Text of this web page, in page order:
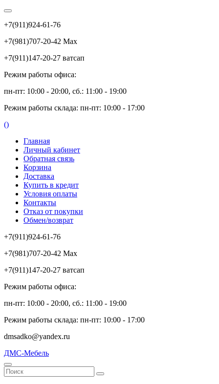
+7(911)924-61-76
+7(981)707-20-42 Max
+7(911)147-20-27 ватсап
Режим работы офиса:
пн-пт: 10:00 - 20:00, сб.: 11:00 - 19:00
Режим работы склада: пн-пт: 10:00 - 17:00
()
Главная
Личный кабинет
Обратная связь
Корзина
Доставка
Купить в кредит
Условия оплаты
Контакты
Отказ от покупки
Обмен/возврат
+7(911)924-61-76
+7(981)707-20-42 Max
+7(911)147-20-27 ватсап
Режим работы офиса:
пн-пт: 10:00 - 20:00, сб.: 11:00 - 19:00
Режим работы склада: пн-пт: 10:00 - 17:00
dmsadko@yandex.ru
ДМС-Мебель